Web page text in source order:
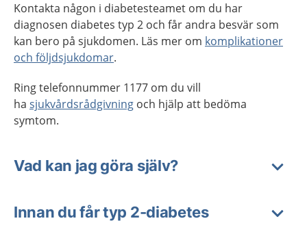
Kontakta någon i diabetesteamet om du har
diagnosen diabetes typ 2 och får andra besvär som
kan bero på sjukdomen. Läs mer om komplikationer
och följdsjukdomar.
Ring telefonnummer 1177 om du vill
ha sjukvårdsrådgivning och hjälp att bedöma
symtom.
Vad kan jag göra själv?
Innan du får typ 2-diabetes